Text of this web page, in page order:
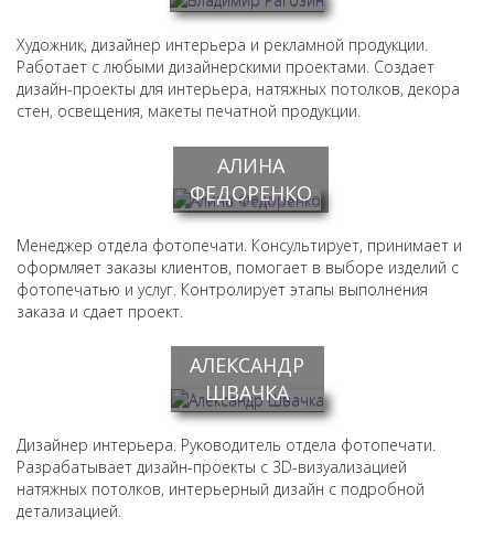
Художник, дизайнер интерьера и рекламной продукции.
Работает с любыми дизайнерскими проектами. Создает
дизайн-проекты для интерьера, натяжных потолков, декора
стен, освещения, макеты печатной продукции.
АЛИНА
ФЕДОРЕНКО
Менеджер отдела фотопечати. Консультирует, принимает и
оформляет заказы клиентов, помогает в выборе изделий с
фотопечатью и услуг. Контролирует этапы выполнения
заказа и сдает проект.
АЛЕКСАНДР
ШВАЧКА
Дизайнер интерьера. Руководитель отдела фотопечати.
Разрабатывает дизайн-проекты с 3D-визуализацией
натяжных потолков, интерьерный дизайн с подробной
детализацией.